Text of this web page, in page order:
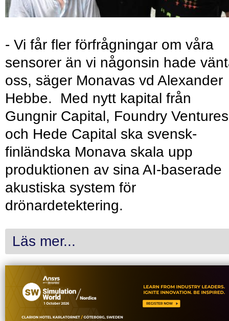
- Vi får fler förfrågningar om våra
sensorer än vi någonsin hade
oss, säger Monavas vd Alexander
Hebbe. Med nytt kapital från
Gungnir Capital, Foundry Ventures
och Hede Capital ska svensk-
finländska Monava skala upp
produktionen av sina AI-baserade
akustiska system för
drönardetektering.
Läs mer...